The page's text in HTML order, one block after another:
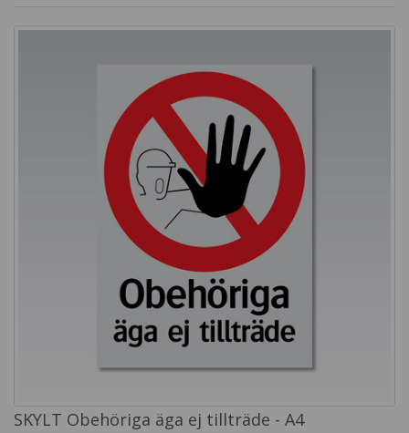
SKYLT Obehöriga äga ej tillträde - A4